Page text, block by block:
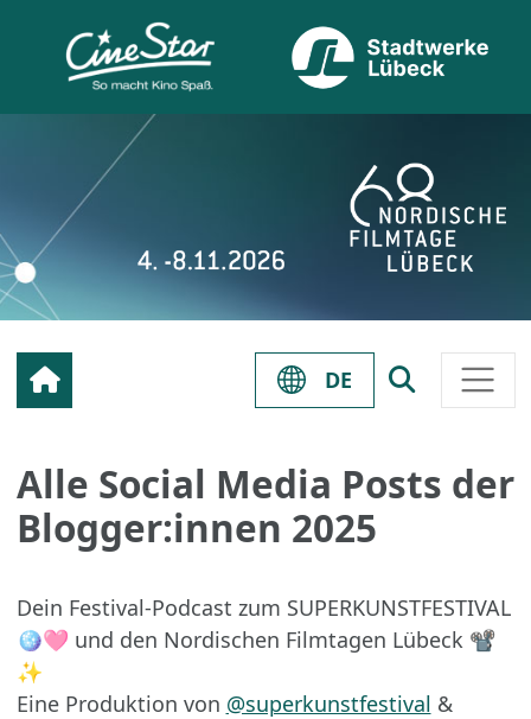
DE
Alle Social Media Posts der
Blogger:innen 2025
Dein Festival-Podcast zum SUPERKUNSTFESTIVAL
🪩🩷 und den Nordischen Filmtagen Lübeck 📽️
✨
Eine Produktion von @superkunstfestival &